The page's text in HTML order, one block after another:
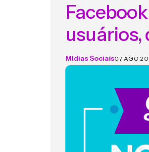
usuários,
Mídias Sociais07 AGO